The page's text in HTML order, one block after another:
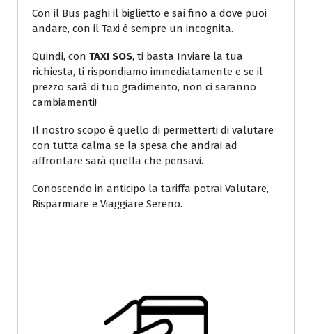
Con il Bus paghi il biglietto e sai fino a dove puoi
andare, con il Taxi è sempre un incognita.
Quindi, con TAXI SOS, ti basta Inviare la tua
richiesta, ti rispondiamo immediatamente e se il
prezzo sarà di tuo gradimento, non ci saranno
cambiamenti!
Il nostro scopo è quello di permetterti di valutare
con tutta calma se la spesa che andrai ad
affrontare sarà quella che pensavi.
Conoscendo in anticipo la tariffa potrai Valutare,
Risparmiare e Viaggiare Sereno.